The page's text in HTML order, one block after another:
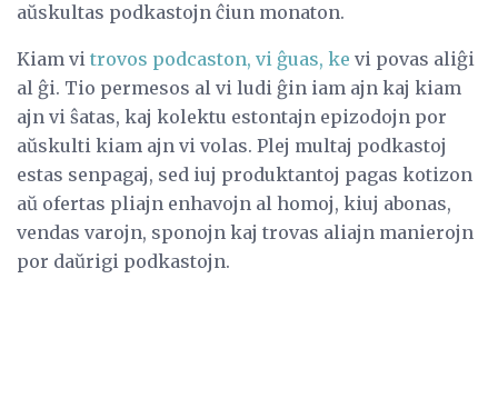
aŭskultas podkastojn ĉiun monaton.
Kiam vi trovos podcaston, vi ĝuas, ke vi povas aliĝi
al ĝi. Tio permesos al vi ludi ĝin iam ajn kaj kiam
ajn vi ŝatas, kaj kolektu estontajn epizodojn por
aŭskulti kiam ajn vi volas. Plej multaj podkastoj
estas senpagaj, sed iuj produktantoj pagas kotizon
aŭ ofertas pliajn enhavojn al homoj, kiuj abonas,
vendas varojn, sponojn kaj trovas aliajn manierojn
por daŭrigi podkastojn.